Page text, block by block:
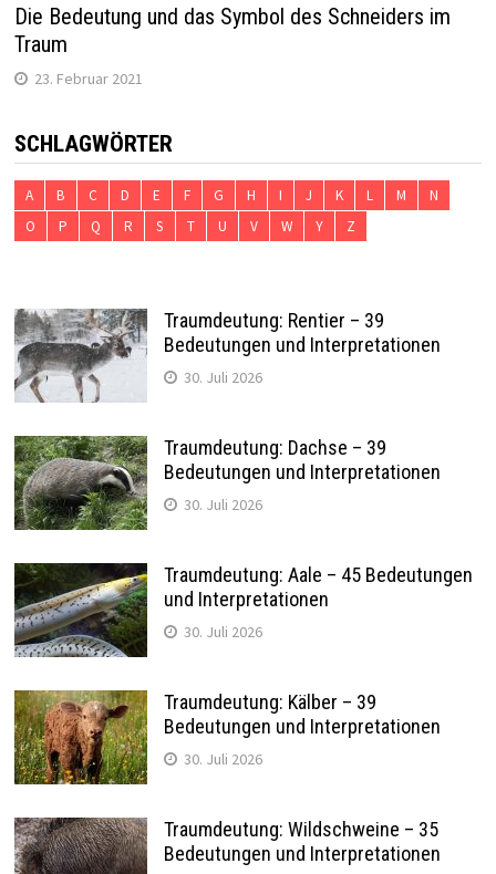
Die Bedeutung und das Symbol des Schneiders im
Traum
23. Februar 2021
SCHLAGWÖRTER
A B C D E F G H I J K L M
N
O
P Q R S T U V W Y Z
Traumdeutung: Rentier – 39
Bedeutungen und Interpretationen
30. Juli 2026
Traumdeutung: Dachse – 39
Bedeutungen und Interpretationen
30. Juli 2026
Traumdeutung: Aale – 45 Bedeutungen
und Interpretationen
30. Juli 2026
Traumdeutung: Kälber – 39
Bedeutungen und Interpretationen
30. Juli 2026
Traumdeutung: Wildschweine – 35
Bedeutungen und Interpretationen